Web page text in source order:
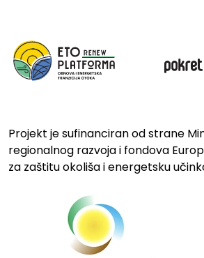
Projekt je sufinanciran od strane
regionalnog razvoja i fondova
za zaštitu okoliša i energetsku